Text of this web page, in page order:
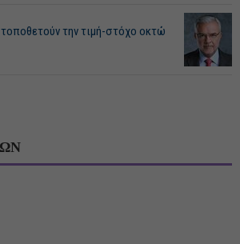
την τιμή-στόχο οκτώ